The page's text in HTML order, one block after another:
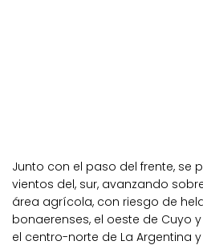
Junto con el paso del frente, se
vientos del, sur, avanzando
área agrícola, con riesgo de
bonaerenses, el oeste de Cuyo
el centro-norte de La Argentina